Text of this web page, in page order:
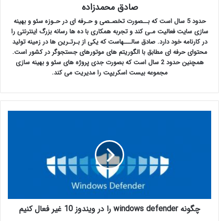
صادق محمدزاده
حدود 5 سال است که بــصورت تخصـصی و حـرفه ای در حـوزه سئو و بهینه
سازی سایت فعالیت مـی کند و تجربه همکاری با ده ها رسانه بزرگ اینترنتی را
در کارنامه خود دارد. صادق سالـــهاست که یکی از بـرتـرین ها در زمینه تولید
محتوای حرفه ای مطابق با الگوریتم های موتورهای جستجوگر در کشور است.
همچنین حدود 2 سال است که بصورت جدی پروژه های سئو و بهینه سازی
مجموعه بیست اسکریپت را مدیریت می کند.
چگونه windows defender را در ویندوز 10 غیر فعال کنیم